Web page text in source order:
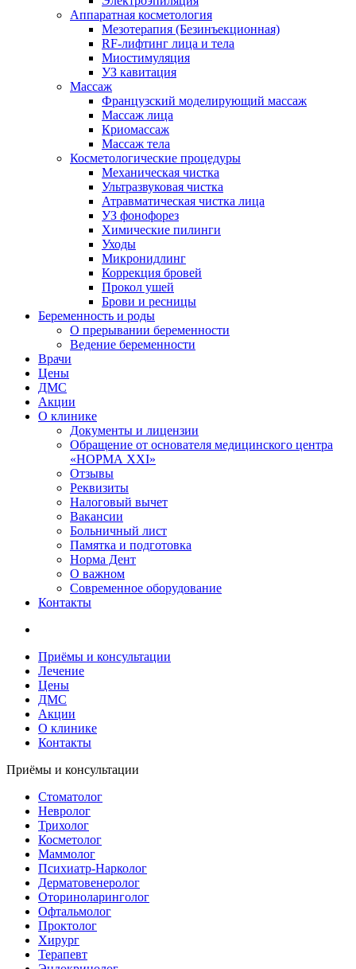
Аппаратная косметология
Мезотерапия (Безинъекционная)
RF-лифтинг лица и тела
Миостимуляция
УЗ кавитация
Массаж
Французский моделирующий массаж
Массаж лица
Криомассаж
Массаж тела
Косметологические процедуры
Механическая чистка
Ультразвуковая чистка
Атравматическая чистка лица
УЗ фонофорез
Химические пилинги
Уходы
Микронидлинг
Коррекция бровей
Прокол ушей
Брови и ресницы
Беременность и роды
О прерывании беременности
Ведение беременности
Врачи
Цены
ДМС
Акции
О клинике
Документы и лицензии
Обращение от основателя медицинского центра
«НОРМА ХХI»
Отзывы
Реквизиты
Налоговый вычет
Вакансии
Больничный лист
Памятка и подготовка
Норма Дент
О важном
Современное оборудование
Контакты
Приёмы и консультации
Лечение
Цены
ДМС
Акции
О клинике
Контакты
Приёмы и консультации
Стоматолог
Невролог
Трихолог
Косметолог
Маммолог
Психиатр-Нарколог
Дерматовенеролог
Оториноларинголог
Офтальмолог
Проктолог
Хирург
Терапевт